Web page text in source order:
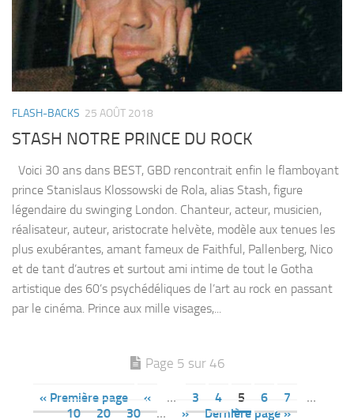
FLASH-BACKS 25 AOÛT 2018
STASH NOTRE PRINCE DU ROCK
Voici 30 ans dans BEST, GBD rencontrait enfin le flamboyant
prince Stanislaus Klossowski de Rola, alias Stash, figure
légendaire du swinging London. Chanteur, acteur, musicien,
réalisateur, auteur, aristocrate helvète, modèle aux tenues les
plus exubérantes, amant fameux de Faithful, Pallenberg, Nico
et de tant d’autres et surtout ami intime de tout le Gotha
artistique des 60’s psychédéliques de l’art au rock en passant
par le cinéma. Prince aux mille visages,...
Page 5 sur 46
« Première page « … 3 4 5 6 7
…
10
20 30 … » Dernière page »